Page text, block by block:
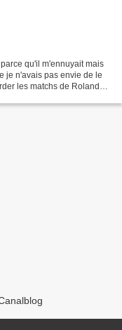
qu'il m'ennuyait mais
je n'avais pas envie de le
les matchs de Roland